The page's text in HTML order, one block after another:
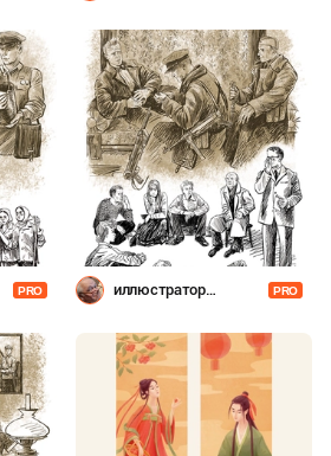
PRO
иллюстратор
PRO